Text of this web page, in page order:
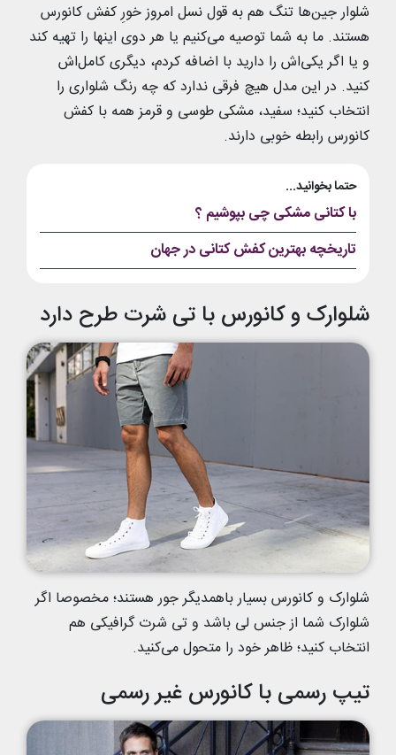
شلوار جین‌ها تنگ هم به قول نسل امروز خورِ کفش کانورس
هستند. ما به شما توصیه می‌کنیم یا هر دوی اینها را تهیه کند
و یا اگر یکی‌اش را دارید با اضافه کردم، دیگری کامل‌اش
کنید. در این مدل هیچ فرقی ندارد که چه رنگ شلواری را
انتخاب کنید؛ سفید، مشکی طوسی و قرمز همه با کفش
کانورس رابطه خوبی دارند.
حتما بخوانید...
با کتانی مشکی چی بپوشیم ؟
تاریخچه بهترین کفش کتانی در جهان
شلوارک و کانورس با تی شرت طرح دارد
شلوارک و کانورس بسیار باهمدیگر جور هستند؛ مخصوصا اگر
شلوارک شما از جنس لی باشد و تی شرت گرافیکی هم
انتخاب کنید؛ ظاهر خود را متحول می‌کنید.
تیپ رسمی با کانورس غیر رسمی